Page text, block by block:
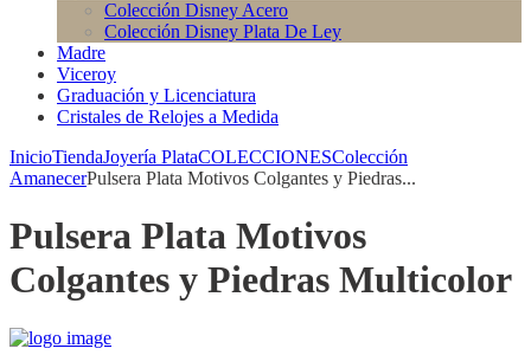
Colección Disney Acero
Colección Disney Plata De Ley
Madre
Viceroy
Graduación y Licenciatura
Cristales de Relojes a Medida
InicioTiendaJoyería PlataCOLECCIONESColección
AmanecerPulsera Plata Motivos Colgantes y Piedras...
Pulsera Plata Motivos
Colgantes y Piedras Multicolor